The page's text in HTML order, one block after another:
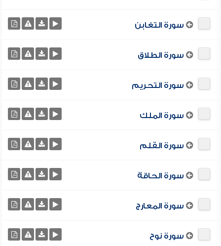
سورة التغابن
سورة الطلاق
سورة التحريم
سورة الملك
سورة القلم
سورة الحاقة
سورة المعارج
سورة نوح